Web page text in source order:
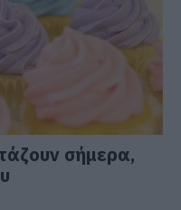
σήμερα,